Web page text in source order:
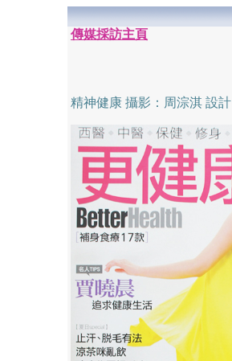
傳媒採訪主頁
精神健康 攝影：周淙淇 設計